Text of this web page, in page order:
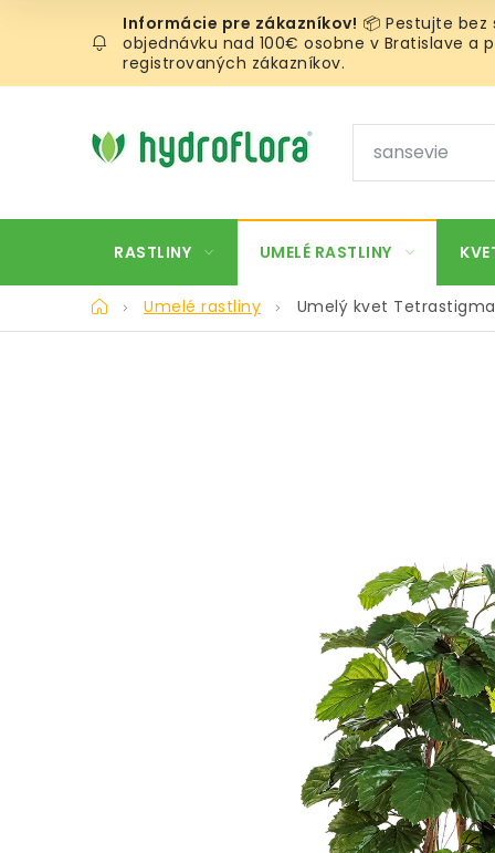
📦 Pestujte bez
objednávku nad 100€ osobne v Bratislave a
registrovaných zákazníkov.
RASTLINY UMELÉ RASTLINY
DomovUmelé rastliny Umelý kvet